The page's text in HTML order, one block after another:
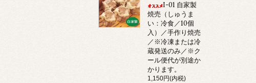
I-01 自家製
焼売（しゅうま
い：冷食／10個
入）／手作り焼売
／※冷凍または冷
蔵発送のみ／※ク
ール便代が別途か
かります。
1,150円(内税)